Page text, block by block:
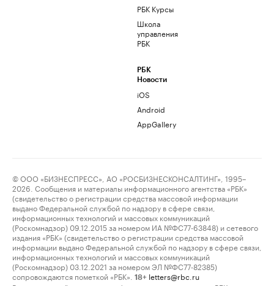
РБК Курсы
Школа
управления
РБК
РБК
Новости
iOS
Android
AppGallery
© ООО «БИЗНЕСПРЕСС», АО «РОСБИЗНЕСКОНСАЛТИНГ», 1995–
2026. Сообщения и материалы информационного агентства «РБК»
(свидетельство о регистрации средства массовой информации
выдано Федеральной службой по надзору в сфере связи,
информационных технологий и массовых коммуникаций
(Роскомнадзор) 09.12.2015 за номером ИА №ФС77-63848) и сетевого
издания «РБК» (свидетельство о регистрации средства массовой
информации выдано Федеральной службой по надзору в сфере связи,
информационных технологий и массовых коммуникаций
(Роскомнадзор) 03.12.2021 за номером ЭЛ №ФС77-82385)
сопровождаются пометкой «РБК».
18+ letters@rbc.ru